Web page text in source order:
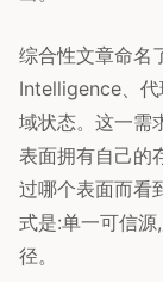
综合性文章命名
Intelligence、代
域状态。这一需
表面拥有自己的
过哪个表面而看
式是:单一可信
径。